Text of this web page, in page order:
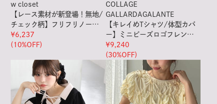
w closet
【レース素材が新登場！無地/
チェック柄】フリフリノース
リブラウス
¥6,237
(10%OFF)
COLLAGE
GALLARDAGALANTE
【キレイめTシャツ/体型カバ
ー】ミニビーズロゴフレンチT
シャツ
¥9,240
(30%OFF)